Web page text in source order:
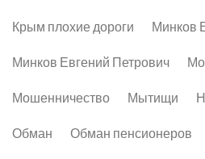
Крым плохие дороги Минков
Минков Евгений Петрович
Мошенничество Мытищи
Обман Обман пенсионеров